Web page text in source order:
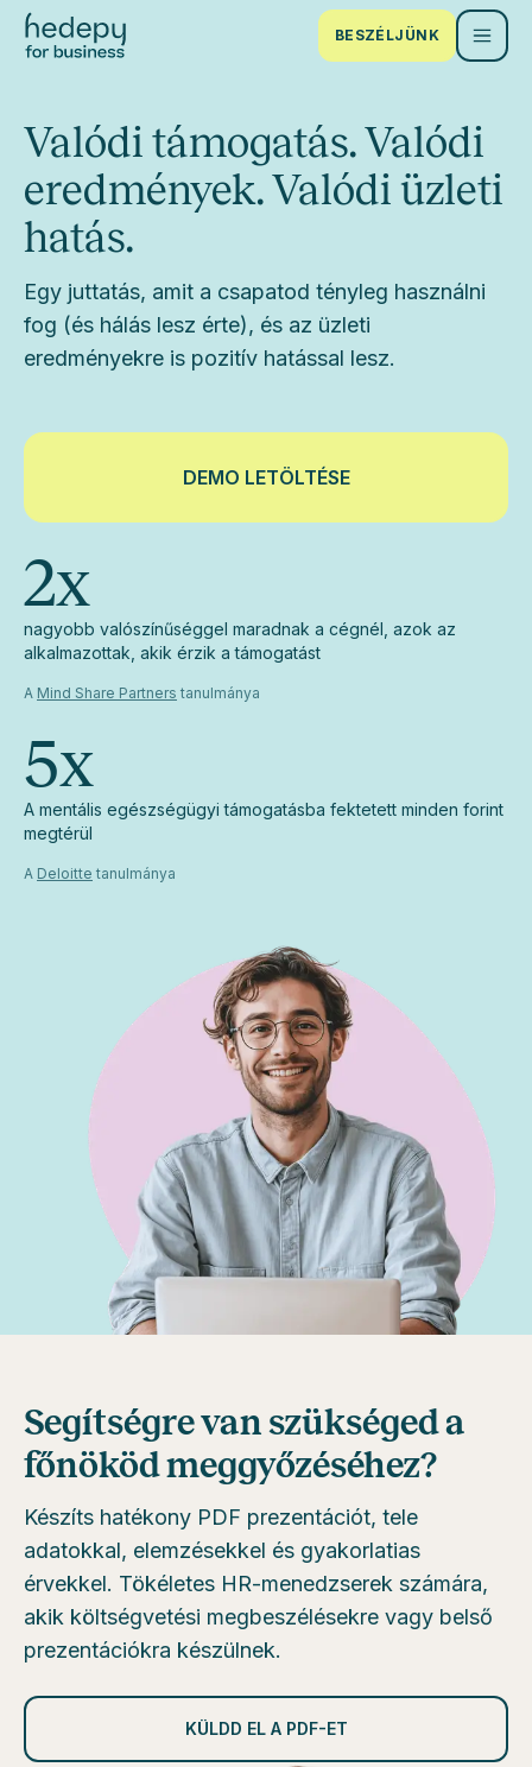
BESZÉLJÜNK
Valódi támogatás. Valódi
eredmények. Valódi üzleti
hatás.
Egy juttatás, amit a csapatod tényleg használni
fog (és hálás lesz érte), és az üzleti
eredményekre is pozitív hatással lesz.
DEMO LETÖLTÉSE
2x
nagyobb valószínűséggel maradnak a cégnél, azok az
alkalmazottak, akik érzik a támogatást
A Mind Share Partners tanulmánya
5x
A mentális egészségügyi támogatásba fektetett minden forint
megtérül
A Deloitte tanulmánya
Segítségre van szükséged a
főnököd meggyőzéséhez?
Készíts hatékony PDF prezentációt, tele
adatokkal, elemzésekkel és gyakorlatias
érvekkel. Tökéletes HR-menedzserek számára,
akik költségvetési megbeszélésekre vagy belső
prezentációkra készülnek.
KÜLDD EL A PDF-ET